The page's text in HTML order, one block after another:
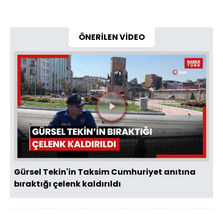
ÖNERİLEN VİDEO
Videoyu
Oynat
Gürsel Tekin'in Taksim Cumhuriyet anıtına
bıraktığı çelenk kaldırıldı